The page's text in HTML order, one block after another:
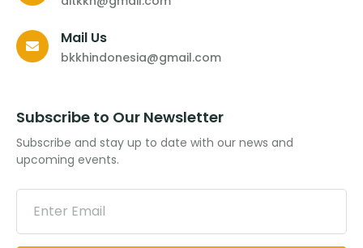
Mail Us
bkkhindonesia@gmail.com
Subscribe to Our Newsletter
Subscribe and stay up to date with our news and
upcoming events.